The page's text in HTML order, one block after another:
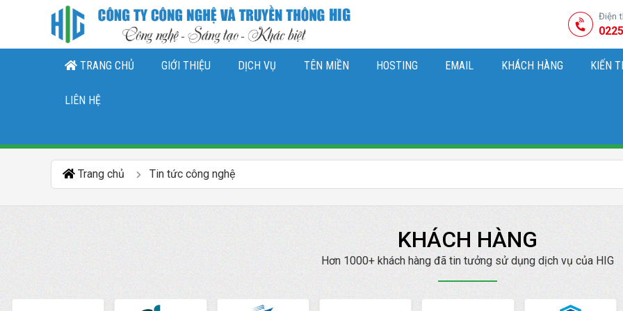
Điện
TRANG CHỦ GIỚI THIỆU DỊCH VỤ TÊN MIỀN HOSTING EMAIL KHÁCH HÀNG KIẾN
LIÊN HỆ
Trang chủ Tin tức công nghệ
KHÁCH HÀNG
Hơn 1000+ khách hàng đã tin tưởng sử dụng dịch vụ của HIG